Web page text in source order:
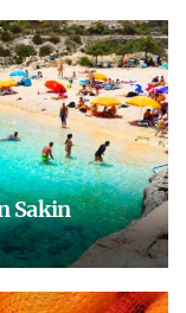
Sakin